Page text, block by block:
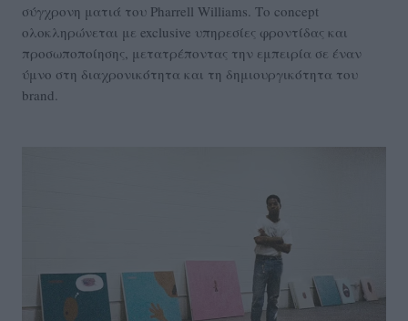
σύγχρονη ματιά του Pharrell Williams. Το concept
ολοκληρώνεται με exclusive υπηρεσίες φροντίδας και
προσωποποίησης, μετατρέποντας την εμπειρία σε έναν
ύμνο στη διαχρονικότητα και τη δημιουργικότητα του
brand.